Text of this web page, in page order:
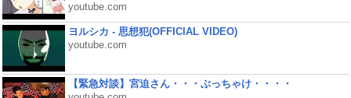
youtube.com
ヨルシカ - 思想犯(OFFICIAL VIDEO)
youtube.com
【緊急対談】宮迫さん・・・ぶっちゃけ・・・・